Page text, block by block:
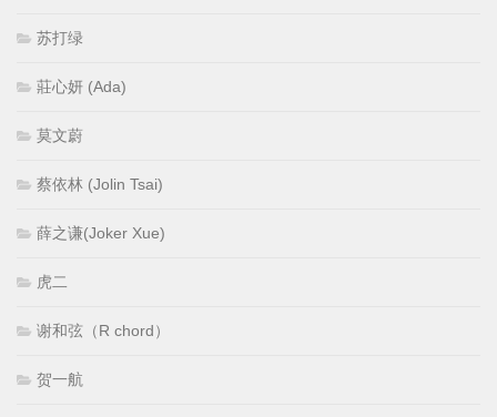
苏打绿
莊心妍 (Ada)
莫文蔚
蔡依林 (Jolin Tsai)
薛之谦(Joker Xue)
虎二
谢和弦（R chord）
贺一航